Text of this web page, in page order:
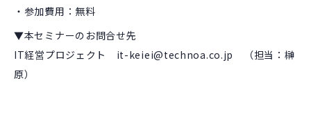
・参加費用：無料
▼本セミナーのお問合せ先
IT経営プロジェクト it-keiei@technoa.co.jp （担当：榊
原）